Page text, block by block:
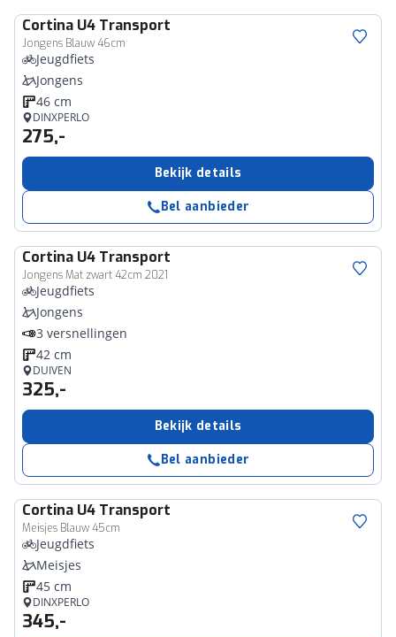
Cortina U4 Transport
Jongens Blauw 46cm
Jeugdfiets
Jongens
46 cm
DINXPERLO
275,-
Bekijk details
Bel aanbieder
Cortina U4 Transport
Jongens Mat zwart 42cm 2021
Jeugdfiets
Jongens
3 versnellingen
42 cm
DUIVEN
325,-
Bekijk details
Bel aanbieder
Cortina U4 Transport
Meisjes Blauw 45cm
Jeugdfiets
Meisjes
45 cm
DINXPERLO
345,-